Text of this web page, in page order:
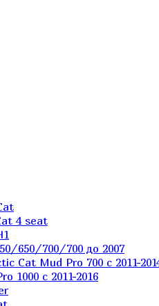
4 seat
650/700/700 до 2007
Cat Mud Pro 700 с 2011-
1000 c 2011-2016